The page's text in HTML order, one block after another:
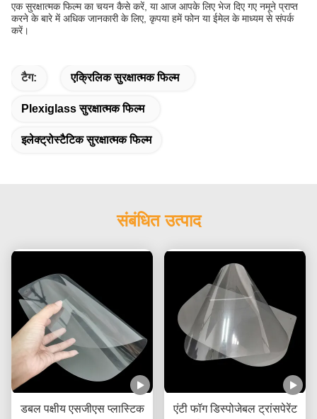
एक सुरक्षात्मक फिल्म का चयन कैसे करें, या आज आपके लिए भेज दिए गए नमूने प्राप्त
करने के बारे में अधिक जानकारी के लिए, कृपया हमें फोन या ईमेल के माध्यम से संपर्क
करें।
टैग: एक्रिलिक सुरक्षात्मक फिल्म
Plexiglass सुरक्षात्मक फिल्म
इलेक्ट्रोस्टैटिक सुरक्षात्मक फिल्म
संबंधित उत्पाद
डबल पक्षीय एसजीएस प्लास्टिक
एंटी फॉग डिस्पोजेबल ट्रांसपेरेंट